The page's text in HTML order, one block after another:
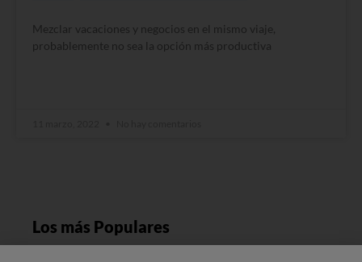
Mezclar vacaciones y negocios en el mismo viaje,
probablemente no sea la opción más productiva
Los más Populares